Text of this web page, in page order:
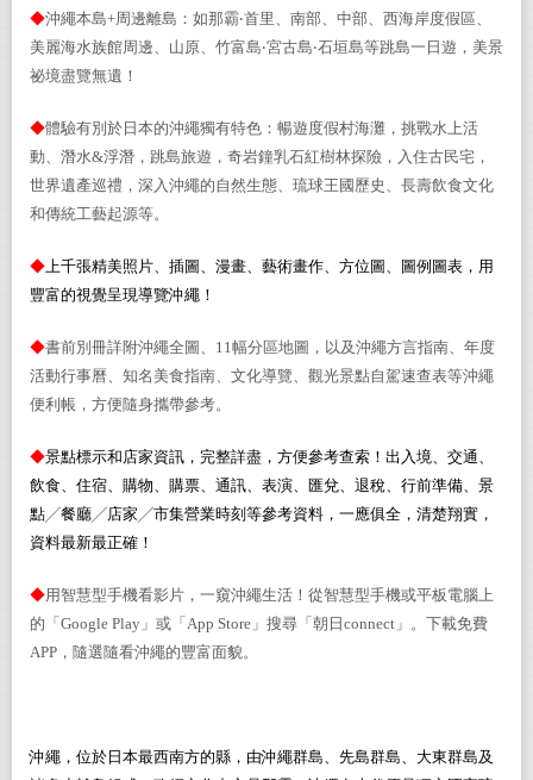
◆沖繩本島+周邊離島 ：如那霸‧首里 、 南部、 中部、 西海岸度假區、
美麗海水族館周邊、 山原、 竹富島‧宮古島‧石垣島等跳島一日遊 ， 美景
祕境盡覽無遺！
◆體驗有別於日本的沖繩獨有特色：暢遊度假村海灘 ， 挑戰水上活
動、 潛水&浮潛 ， 跳島旅遊 ，奇岩鐘乳石紅樹林探險 ，入住古民宅，
世界遺產巡禮， 深入沖繩的自然生態、 琉球王國歷史、 長壽飲食文化
和傳統工藝起源等。
◆上千張精美照片、 插圖、漫畫、藝術畫作、方位圖、 圖例 圖表，用
豐富的視覺呈現導覽沖繩 ！
◆書前別冊詳附沖繩全 圖、 11幅分區地圖 ，以及沖繩方言指南、 年度
活動行事曆、 知名美食指南、 文化導覽、 觀光景點自駕速查表等沖繩
便利帳 ，方便隨身攜帶參考。
◆景點標示和店家資訊， 完整詳盡， 方便參考查索！ 出入境、 交通、
飲食、住宿、購物、購票、通訊、 表演、 匯兌、退稅、行前準備、景
點╱餐廳╱店家 ╱市集營業時刻等參考資料，一應俱全， 清楚翔實，
資料最新最正確！
◆用智慧型手機看影片 ， 一窺沖繩生活！從智慧型手機或平板電腦上
的「 Google Play 」或「 App Store 」搜尋「朝日 connect 」。下載免費
APP ，隨選隨看沖繩的豐富面貌。
沖繩，位於日本最西南方的縣，由沖繩群島、先島群島、大東群島及